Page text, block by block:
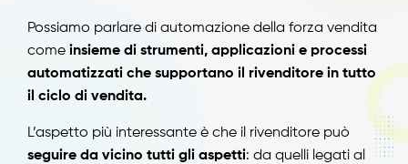
Possiamo parlare di automazione della forza vendita
come insieme di strumenti, applicazioni e processi
automatizzati che supportano il rivenditore in tutto
il ciclo di vendita.
L’aspetto più interessante è che il rivenditore può
seguire da vicino tutti gli aspetti: da quelli legati al